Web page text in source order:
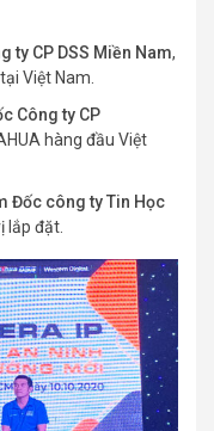
ty CP DSS Miền Nam,
Việt Nam.
Công ty CP
hàng đầu Việt
Đốc công ty Tin Học
lắp đặt.